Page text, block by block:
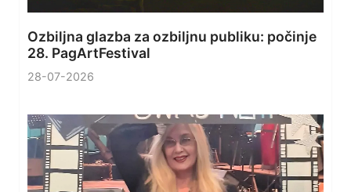
Ozbiljna glazba za ozbiljnu publiku: počinje
28. PagArtFestival
28-07-2026